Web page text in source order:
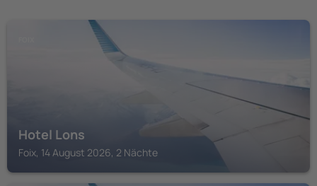
Hotel Lons
Foix, 14 August 2026, 2 Nächte